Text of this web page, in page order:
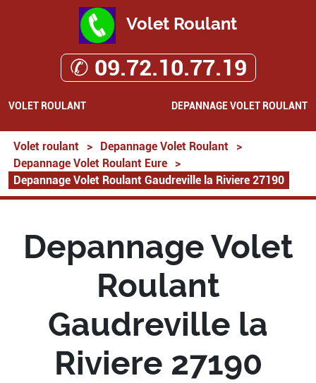
Volet Roulant
✆ 09.72.10.77.19
VOLET ROULANT DEPANNAGE VOLET ROULANT
Volet roulant > Depannage Volet Roulant
>
Depannage Volet Roulant Eure
>
Depannage Volet Roulant Gaudreville la Riviere 27190
Depannage Volet
Roulant
Gaudreville la
Riviere 27190